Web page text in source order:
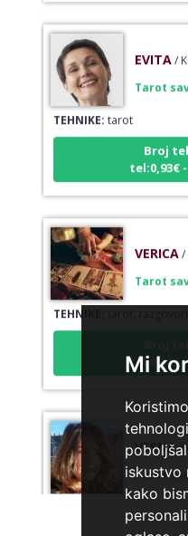
Mi
iskustvo
kako
/
Tarot
TEHNIKE:tarot
Broj
tel:0,93€
Tarot
TEHNIKE:tarot, razgovori
tel:0,93€ -
VESNA /
Tarot
TEHNIKE:
numerologija,
ching, knjiga promjena